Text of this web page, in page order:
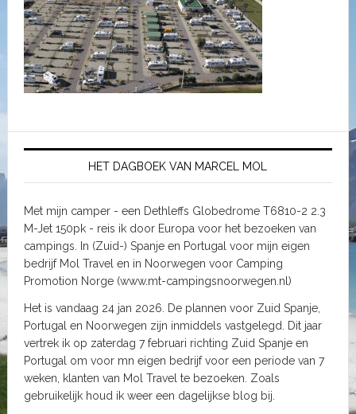
HET DAGBOEK VAN MARCEL MOL
Met mijn camper - een Dethleffs Globedrome T6810-2 2.3
M-Jet 150pk - reis ik door Europa voor het bezoeken van
campings. In (Zuid-) Spanje en Portugal voor mijn eigen
bedrijf Mol Travel en in Noorwegen voor Camping
Promotion Norge (www.mt-campingsnoorwegen.nl)
Het is vandaag 24 jan 2026. De plannen voor Zuid Spanje,
Portugal en Noorwegen zijn inmiddels vastgelegd. Dit jaar
vertrek ik op zaterdag 7 februari richting Zuid Spanje en
Portugal om voor mn eigen bedrijf voor een periode van 7
weken, klanten van Mol Travel te bezoeken. Zoals
gebruikelijk houd ik weer een dagelijkse blog bij.